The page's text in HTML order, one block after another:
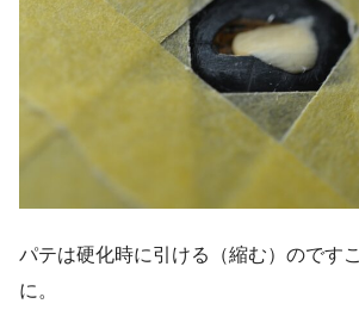
パテは硬化時に引ける（縮む）のです
に。